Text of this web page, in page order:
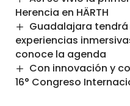
Herencia en HÄRTH
Guadalajara
experiencias
conoce la agenda
Con innovación y
16° Congreso